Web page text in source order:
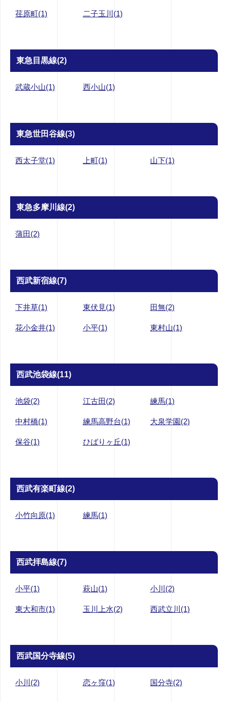
荏原町(1) 二子玉川(1)
東急目黒線(2)
武蔵小山(1) 西小山(1)
東急世田谷線(3)
西太子堂(1) 上町(1) 山下(1)
東急多摩川線(2)
蒲田(2)
西武新宿線(7)
下井草(1) 東伏見(1) 田無(2)
花小金井(1) 小平(1) 東村山(1)
西武池袋線(11)
池袋(2) 江古田(2) 練馬(1)
中村橋(1) 練馬高野台(1) 大泉学園(2)
保谷(1) ひばりヶ丘(1)
西武有楽町線(2)
小竹向原(1) 練馬(1)
西武拝島線(7)
小平(1) 萩山(1) 小川(2)
東大和市(1) 玉川上水(2) 西武立川(1)
西武国分寺線(5)
小川(2) 恋ヶ窪(1) 国分寺(2)